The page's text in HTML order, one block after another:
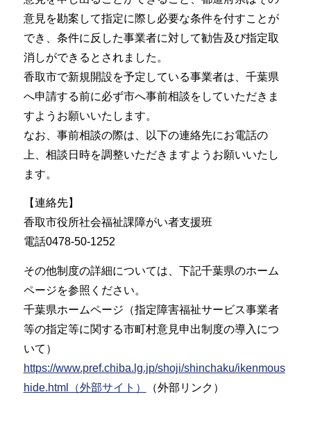
意見を勘案して指定に際し必要な条件を付すことが
でき、条件に反した事業者に対して勧告及び指定取
消しができるとされました。
香取市で新規開設を予定している事業者は、千葉県
へ申請する前に必ず市へ事前相談をしていただきま
すようお願いいたします。
なお、事前相談の際は、以下の連絡先にお電話の
上、相談日時を調整いただきますようお願いいたし
ます。
【連絡先】
香取市役所社会福祉課障がい者支援班
電話0478-50-1252
その他制度の詳細については、下記千葉県のホーム
ページを参照ください。
千葉県ホームページ（指定障害福祉サービス事業者
等の指定等に関する市町村意見申出制度の導入につ
いて）
https://www.pref.chiba.lg.jp/shoji/shinchaku/ikenmous
hide.html（外部サイト）
（外部リンク）